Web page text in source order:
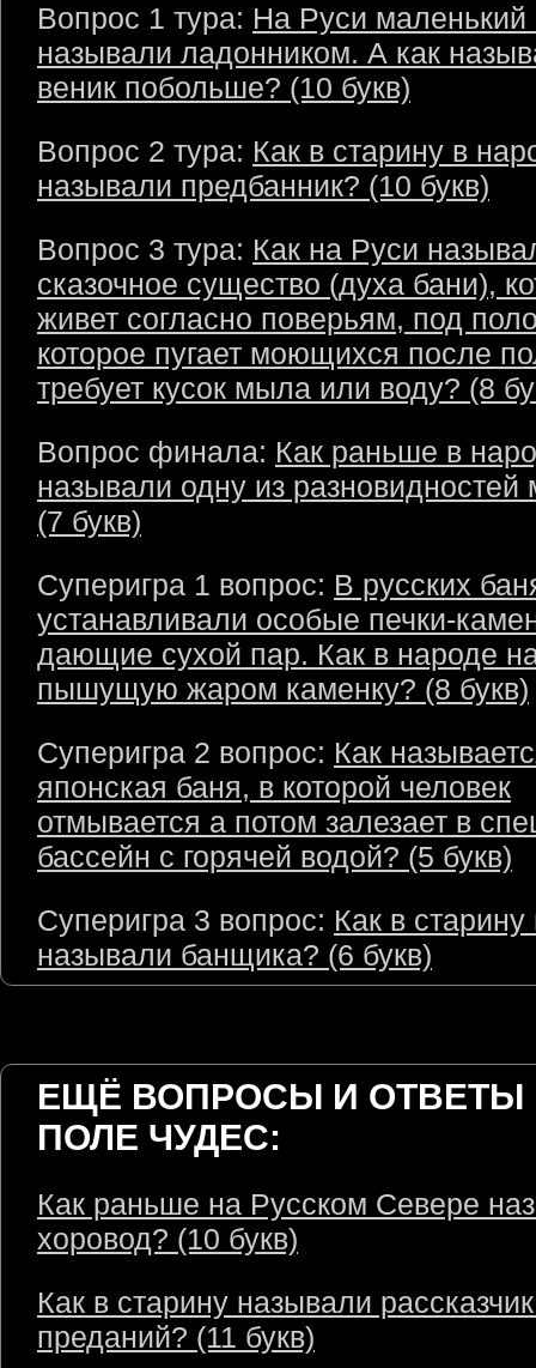
Вопрос 1 тура: На Руси маленький
называли ладонником. А как
веник побольше? (10 букв)
Вопрос 2 тура: Как в старину в
называли предбанник? (10 букв)
Вопрос 3 тура: Как на Руси
сказочное существо (духа бани),
живет согласно поверьям, под
которое пугает моющихся после
требует кусок мыла или воду? (8
Вопрос финала: Как раньше в
называли одну из разновидностей
(7 букв)
Суперигра 1 вопрос: В русских
устанавливали особые печки-
дающие сухой пар. Как в народе
пышущую жаром каменку? (8 букв)
Суперигра 2 вопрос: Как
японская баня, в которой человек
отмывается а потом залезает в
бассейн с горячей водой? (5 букв)
Суперигра 3 вопрос: Как в
называли банщика? (6 букв)
ЕЩЁ ВОПРОСЫ И ОТВЕТЫ
ПОЛЕ ЧУДЕС:
Как раньше на Русском Севере
хоровод? (10 букв)
Как в старину называли
преданий? (11 букв)